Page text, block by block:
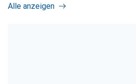
Alle anzeigen